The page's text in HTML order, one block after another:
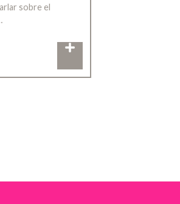
sobre el